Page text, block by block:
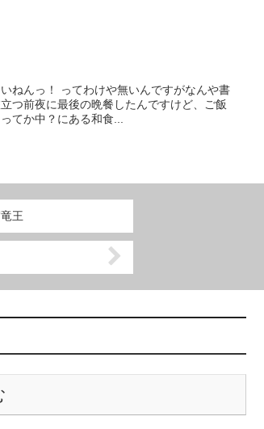
ねんっ！ ってわけや無いんですがなんや書
つ前夜に最後の晩餐したんですけど、ご飯
てか中？にある和食...
王